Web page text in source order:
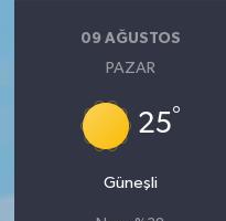
09 AĞUSTOS
PAZAR
25°
Güneşli